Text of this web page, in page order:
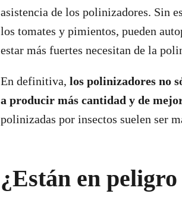
asistencia de los polinizadores. Sin
los tomates y pimientos, pueden
estar más fuertes necesitan de la
En definitiva, los polinizadores no
a producir más cantidad y de
polinizadas por insectos suelen ser
¿Están en